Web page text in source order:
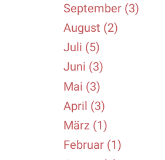
September (3)
August (2)
Juli (5)
Juni (3)
Mai (3)
April (3)
März (1)
Februar (1)